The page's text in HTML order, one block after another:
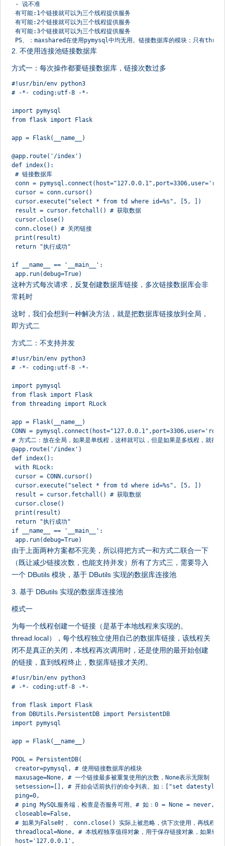
- 说不准
有可能:1个链接就可以为三个线程提供服务
有可能:2个链接就可以为三个线程提供服务
有可能:3个链接就可以为三个线程提供服务
PS、：maxshared在使用pymysql中均无用。链接数据库的模块：只有
2. 不使用连接池链接数据库
方式一：每次操作都要链接数据库，链接次数过多
#!usr/bin/env python3
# -*- coding:utf-8 -*-
import pymysql
from flask import Flask
app = Flask(__name__)
@app.route('/index')
def index():
# 链接数据库
conn =
cursor = conn.cursor()
cursor.execute("select * from td where id=%s", [5, ])
result = cursor.fetchall() # 获取数据
cursor.close()
conn.close() # 关闭链接
print(result)
return "执行成功"
if __name__ == '__main__':
app.run(debug=True)
这种方式每次请求，反复创建数据库链接，多次链接数据库会非
常耗时
这时，我们会想到一种解决方法，就是把数据库链接放到全局，
即方式二
方式二：不支持并发
#!usr/bin/env python3
# -*- coding:utf-8 -*-
import pymysql
from flask import Flask
from threading import RLock
app = Flask(__name__)
CONN =
# 方式二：放在全局，如果是单线程，这样就可以，但是如果是多线程，就得
@app.route('/index')
def index():
with RLock:
cursor = CONN.cursor()
cursor.execute("select * from td where id=%s", [5, ])
result = cursor.fetchall() # 获取数据
cursor.close()
print(result)
return "执行成功"
if __name__ == '__main__':
app.run(debug=True)
由于上面两种方案都不完美，所以得把方式一和方式二联合一下
（既让减少链接次数，也能支持并发）所有了方式三，需要导入
一个 DButils 模块，基于 DButils 实现的数据库连接池
3. 基于 DButils 实现的数据库连接池
模式一
为每一个线程创建一个链接（是基于本地线程来实现的。
thread.local），每个线程独立使用自己的数据库链接，该线程关
闭不是真正的关闭，本线程再次调用时，还是使用的最开始创建
的链接，直到线程终止，数据库链接才关闭。
#!usr/bin/env python3
# -*- coding:utf-8 -*-
from flask import Flask
from DBUtils.PersistentDB import PersistentDB
import pymysql
app = Flask(__name__)
POOL = PersistentDB(
creator=pymysql, # 使用链接数据库的模块
maxusage=None, # 一个链接最多被重复使用的次数，None表示无限制
setsession=[], # 开始会话前执行的命令列表。如：["set
ping=0,
# ping MySQL服务端，检查是否服务可用。# 如：0 = None =
closeable=False,
# 如果为False时， conn.close() 实际上被忽略，供下次使用，再线程
threadlocal=None, # 本线程独享值得对象，用于保存链接对象，如果链接
host='127.0.0.1',